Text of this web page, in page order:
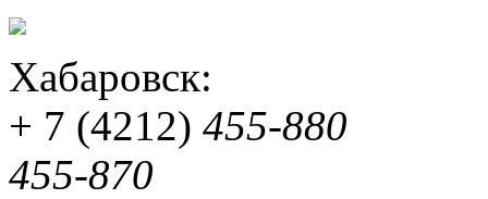
Хабаровск:
+ 7 (4212) 455-880
455-870